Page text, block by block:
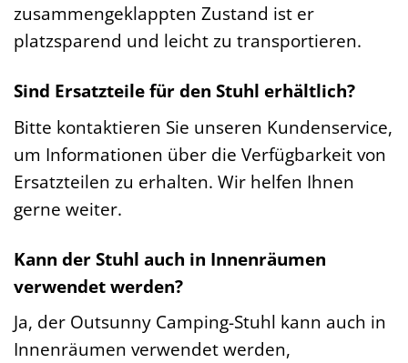
zusammengeklappten Zustand ist er
platzsparend und leicht zu transportieren.
Sind Ersatzteile für den Stuhl erhältlich?
Bitte kontaktieren Sie unseren Kundenservice,
um Informationen über die Verfügbarkeit von
Ersatzteilen zu erhalten. Wir helfen Ihnen
gerne weiter.
Kann der Stuhl auch in Innenräumen
verwendet werden?
Ja, der Outsunny Camping-Stuhl kann auch in
Innenräumen verwendet werden,